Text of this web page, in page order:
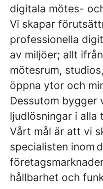
digitala mötes-
Vi skapar
professionella
av miljöer; allt
mötesrum,
öppna ytor och
Dessutom bygger
ljudlösningar i alla
Vårt mål är att vi
specialisten inom
hållbarhet och